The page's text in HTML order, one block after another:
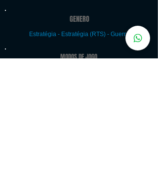
GENERO
Estratégia - Estratégia (RTS) - Guerra
MODOS DE JOGO